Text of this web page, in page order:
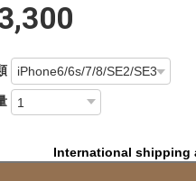
International shipping